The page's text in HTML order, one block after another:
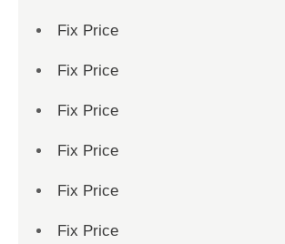
Fix Price
Fix Price
Fix Price
Fix Price
Fix Price
Fix Price